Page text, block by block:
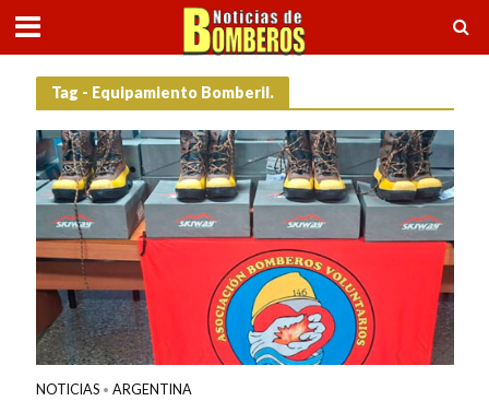
Tag - Equipamiento Bomberil.
NOTICIAS • ARGENTINA